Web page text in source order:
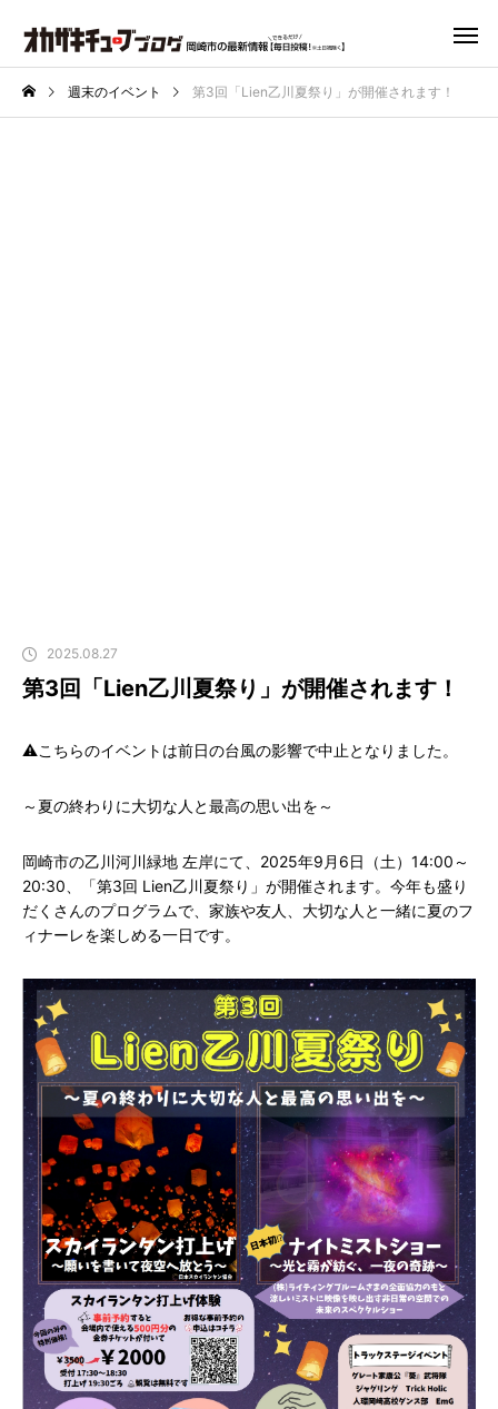
週末のイベント 第3回「Lien乙川夏祭り」が開催されます！
2025.08.27
第3回「Lien乙川夏祭り」が開催されます！
⚠️こちらのイベントは前日の台風の影響で中止となりました。
～夏の終わりに大切な人と最高の思い出を～
岡崎市の乙川河川緑地 左岸にて、2025年9月6日（土）14:00～
20:30、「第3回 Lien乙川夏祭り」が開催されます。今年も盛り
だくさんのプログラムで、家族や友人、大切な人と一緒に夏のフ
ィナーレを楽しめる一日です。